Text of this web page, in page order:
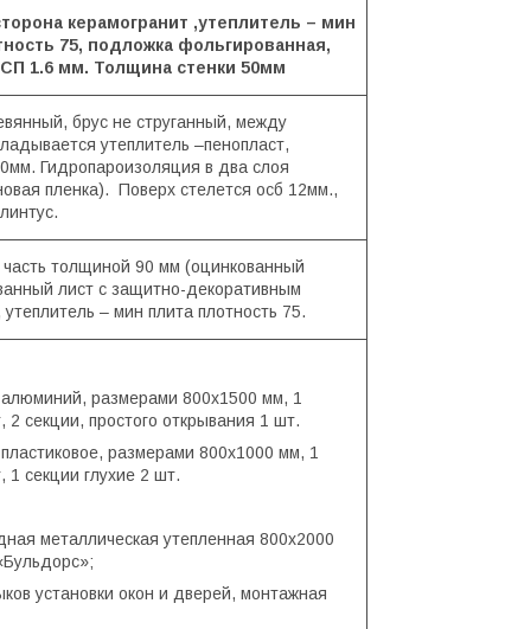
керамогранит ,утеплитель – мин
75, подложка фольгированная,
1.6 мм. Толщина стенки 50мм
брус не струганный, между
утеплитель –пенопласт,
Гидропароизоляция в два слоя
пленка). Поверх стелется осб 12мм.,
часть толщиной 90 мм (оцинкованный
лист с защитно-декоративным
– мин плита плотность 75.
размерами 800х1500 мм, 1
2 секции, простого открывания 1 шт.
размерами 800х1000 мм, 1
1 секции глухие 2 шт.
металлическая утепленная 800х2000
установки окон и дверей, монтажная